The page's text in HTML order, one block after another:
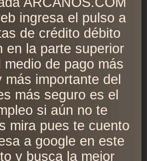
ingresa el pulso a
de crédito débito
en la parte superior
medio de pago más
más importante del
más seguro es el
si aún no te
mira pues te cuento
a google en este
y busca la mejor